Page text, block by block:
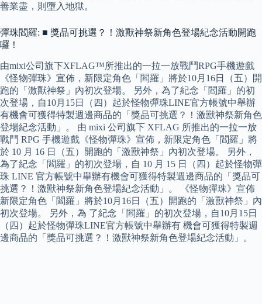
善業盡，則墮入地獄。
彈珠閻羅: ■ 獎品可挑選？！激獸神祭新角色登場紀念活動開跑
囉！
由mixi公司旗下XFLAG™所推出的一拉一放戰鬥RPG手機遊戲
《怪物彈珠》宣佈，新限定角色「閻羅」將於10月16日（五）開
跑的「激獸神祭」內初次登場。 另外，為了紀念「閻羅」的初
次登場，自10月15日（四）起於怪物彈珠LINE官方帳號中舉辦
有機會可獲得特製週邊商品的「獎品可挑選？！激獸神祭新角色
登場紀念活動」。 由 mixi 公司旗下 XFLAG 所推出的一拉一放
戰鬥 RPG 手機遊戲《怪物彈珠》宣佈，新限定角色「閻羅」將
於 10 月 16 日（五）開跑的「激獸神祭」內初次登場。 另外，
為了紀念「閻羅」的初次登場，自 10 月 15 日（四）起於怪物彈
珠 LINE 官方帳號中舉辦有機會可獲得特製週邊商品的「獎品可
挑選？！激獸神祭新角色登場紀念活動」。 《怪物彈珠》宣佈
新限定角色「閻羅」將於10月16日（五）開跑的「激獸神祭」內
初次登場。 另外，為 了紀念「閻羅」的初次登場，自10月15日
（四）起於怪物彈珠LINE官方帳號中舉辦有 機會可獲得特製週
邊商品的「獎品可挑選？！激獸神祭新角色登場紀念活動」。